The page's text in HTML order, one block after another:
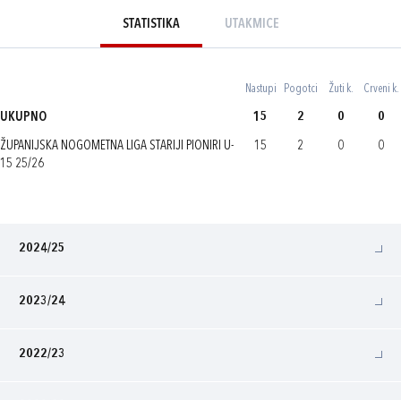
STATISTIKA UTAKMICE
Nastupi Pogotci Žuti k. Crveni k.
UKUPNO 15 2 0 0
ŽUPANIJSKA NOGOMETNA LIGA STARIJI PIONIRI U-
15 25/26
15 2 0 0
2024/25
2023/24
2022/23